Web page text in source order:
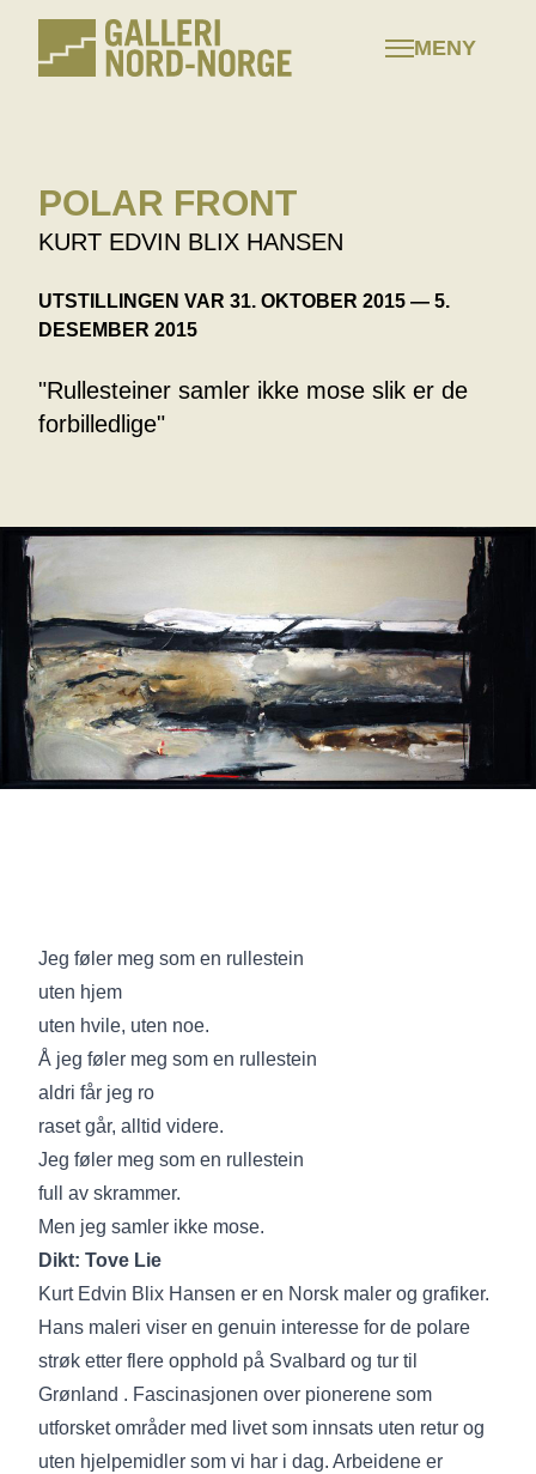
innhold
MENY
POLAR FRONT
KURT EDVIN BLIX HANSEN
UTSTILLINGEN VAR 31. OKTOBER 2015 — 5.
DESEMBER 2015
"Rullesteiner samler ikke mose slik er de
forbilledlige"
Jeg føler meg som en rullestein
uten hjem
uten hvile, uten noe.
Å jeg føler meg som en rullestein
aldri får jeg ro
raset går, alltid videre.
Jeg føler meg som en rullestein
full av skrammer.
Men jeg samler ikke mose.
Dikt: Tove Lie
Kurt Edvin Blix Hansen er en Norsk maler og grafiker.
Hans maleri viser en genuin interesse for de polare
strøk etter flere opphold på Svalbard og tur til
Grønland . Fascinasjonen over pionerene som
utforsket områder med livet som innsats uten retur og
uten hjelpemidler som vi har i dag. Arbeidene er